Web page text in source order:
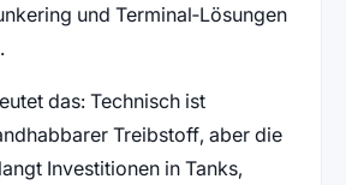
und Terminal‑Lösungen
das: Technisch ist
Treibstoff, aber die
Investitionen in Tanks,